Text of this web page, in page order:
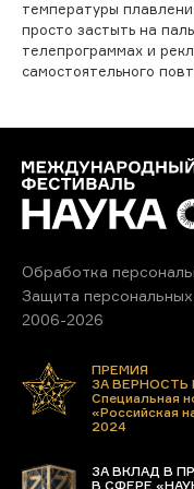
температуры
просто застыть на
телепрограммах и
самостоятельного
Обработка
Защита
2006-2026
ПРЕМИЯ
ЗА ВЕРНОСТЬ
Специальная
«Российская
2024
ЗА ВКЛАД В
В СФЕРЕ